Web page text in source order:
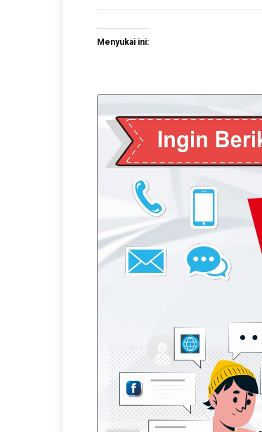
Menyukai ini: